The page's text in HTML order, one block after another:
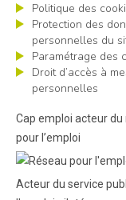
Politique des
Protection des
personnelles du
Paramétrage des
Droit d’accès à
personnelles
Cap emploi acteur du
pour l’emploi
Acteur du service